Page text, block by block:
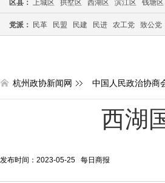
区县： 上城区 拱墅区 西湖区 滨江区 钱塘区
党派： 民革 民盟 民建 民进 农工党 致公党
杭州政协新闻网 中国人民政治协商
西湖
发布时间：2023-05-25 每日商报